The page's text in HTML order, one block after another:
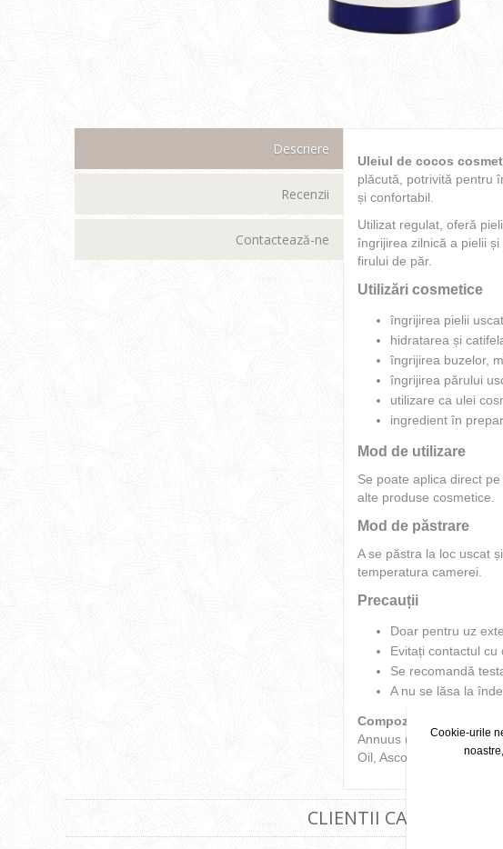
Descriere
Recenzii
Contactează-ne
Uleiul de cocos
plăcută, potrivită pentru
și confortabil.
Utilizat regulat, oferă
îngrijirea zilnică a pielii
firului de păr.
Utilizări cosmetice
îngrijirea pielii
hidratarea și
îngrijirea buzelor,
îngrijirea părului
utilizare ca ulei
ingredient în
Mod de utilizare
Se poate aplica direct
alte produse cosmetice.
Mod de păstrare
A se păstra la loc uscat
temperatura camerei.
Precauții
Doar pentru uz
Evitați contactul cu
Se recomandă
A nu se lăsa la
Compoziție (INCI):
Annuus (Sunflower)
Oil, Ascorbyl Palmitate,
CLIENTII CARE AU
Cookie-urile